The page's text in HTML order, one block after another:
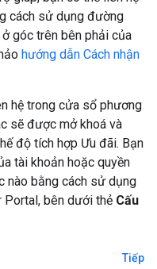
cách sử dụng đường
góc trên bên phải của
hướng dẫn Cách nhận
hệ trong cửa sổ phương
sẽ được mở khoá và
độ tích hợp Ưu đãi. Bạn
tài khoản hoặc quyền
nào bằng cách sử dụng
Portal, bên dưới thẻ Cấu
Tiếp